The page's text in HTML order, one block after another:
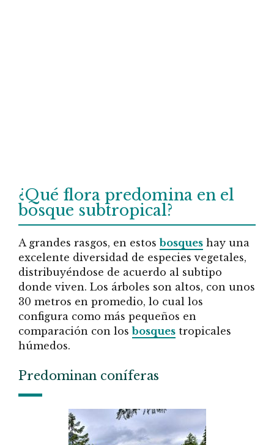
¿Qué flora predomina en el
bosque subtropical?
A grandes rasgos, en estosbosques hay una
excelente diversidad de especies vegetales,
distribuyéndose de acuerdo al subtipo
donde viven. Los árboles son altos, con unos
30 metros en promedio, lo cual los
configura como más pequeños en
comparación con losbosques tropicales
húmedos.
Predominan coníferas